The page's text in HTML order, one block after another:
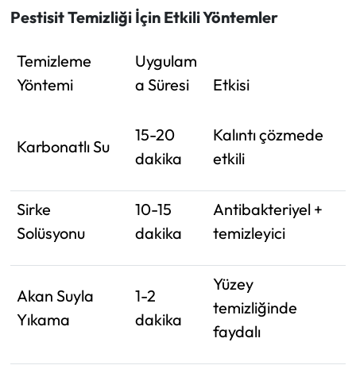
Pestisit Temizliği İçin Etkili Yöntemler
Temizleme
Yöntemi
Uygulam
a Süresi
Etkisi
Karbonatlı Su
15-20
dakika
Kalıntı çözmede
etkili
Sirke
Solüsyonu
10-15
dakika
Antibakteriyel +
temizleyici
Akan Suyla
Yıkama
1-2
dakika
Yüzey
temizliğinde
faydalı